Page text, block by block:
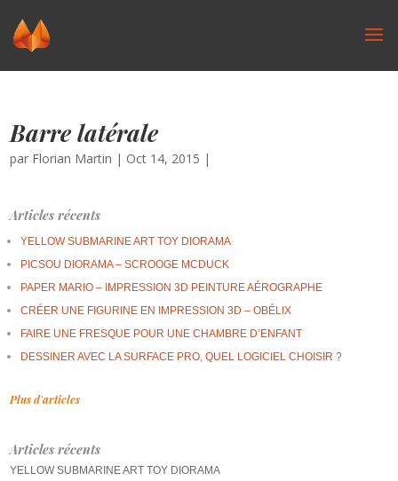
Barre latérale
par Florian Martin | Oct 14, 2015 |
Articles récents
YELLOW SUBMARINE ART TOY DIORAMA
PICSOU DIORAMA – SCROOGE MCDUCK
PAPER MARIO – IMPRESSION 3D PEINTURE AÉROGRAPHE
CRÉER UNE FIGURINE EN IMPRESSION 3D – OBÉLIX
FAIRE UNE FRESQUE POUR UNE CHAMBRE D’ENFANT
DESSINER AVEC LA SURFACE PRO, QUEL LOGICIEL CHOISIR ?
Plus d'articles
Articles récents
YELLOW SUBMARINE ART TOY DIORAMA